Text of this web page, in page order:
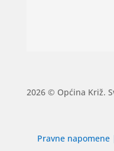
2026 © Općina Križ.
Pravne napomene